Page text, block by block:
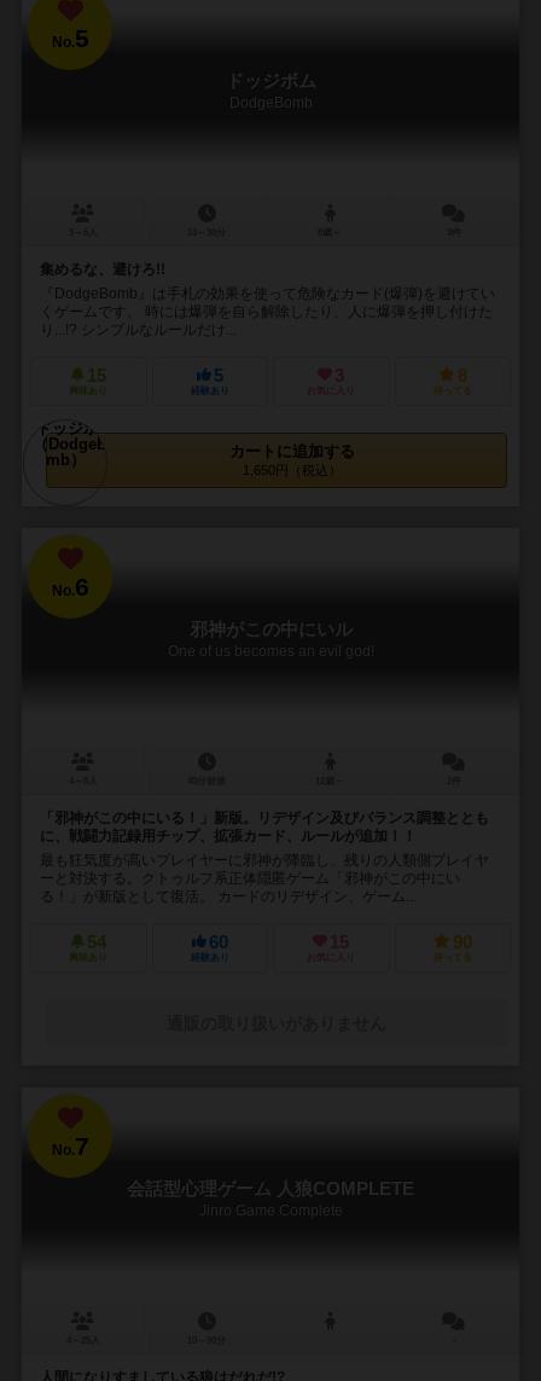
No.5
ドッジボム
DodgeBomb
集めるな、避けろ!!
『DodgeBomb』は手札の効果を使って危険なカード(爆弾)を避けてい
くゲームです。 時には爆弾を自ら解除したり、人に爆弾を押し付けた
り...!? シンプルなルールだけ...
15
興味あり
5
経験あり
3
お気に入り
8
持ってる
カートに追加する
1,650円（税込）
No.6
邪神がこの中にいル
One of us becomes an evil god!
「邪神がこの中にいる！」新版。リデザイン及びバランス調整ととも
に、戦闘力記録用チップ、拡張カード、ルールが追加！！
最も狂気度が高いプレイヤーに邪神が降臨し、残りの人類側プレイヤ
ーと対決する。クトゥルフ系正体隠匿ゲーム「邪神がこの中にい
る！」が新版として復活。 カードのリデザイン、ゲーム...
54
興味あり
60
経験あり
15
お気に入り
90
持ってる
No.7
会話型心理ゲーム 人狼COMPLETE
Jinro Game Complete
人間になりすましている狼はだれだ!?